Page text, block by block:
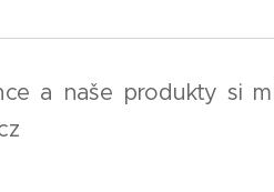
a naše produkty si